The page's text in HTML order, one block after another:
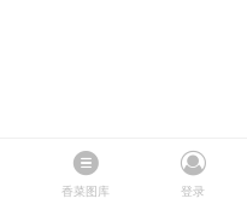
香菜图库 登录